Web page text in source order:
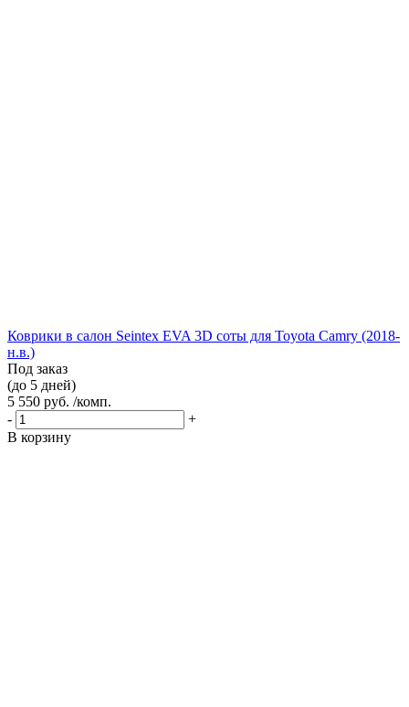
Коврики в салон Seintex EVA 3D соты для Toyota Camry (2018-
н.в.)
Под заказ
(до 5 дней)
5 550 руб. /комп.
-
+
В корзину